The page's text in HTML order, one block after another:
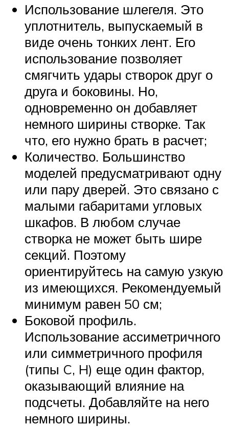
Использование шлегеля. Это
уплотнитель, выпускаемый в
виде очень тонких лент. Его
использование позволяет
смягчить удары створок друг о
друга и боковины. Но,
одновременно он добавляет
немного ширины створке. Так
что, его нужно брать в расчет;
Количество. Большинство
моделей предусматривают одну
или пару дверей. Это связано с
малыми габаритами угловых
шкафов. В любом случае
створка не может быть шире
секций. Поэтому
ориентируйтесь на самую узкую
из имеющихся. Рекомендуемый
минимум равен 50 см;
Боковой профиль.
Использование ассиметричного
или симметричного профиля
(типы C, H) еще один фактор,
оказывающий влияние на
подсчеты. Добавляйте на него
немного ширины.